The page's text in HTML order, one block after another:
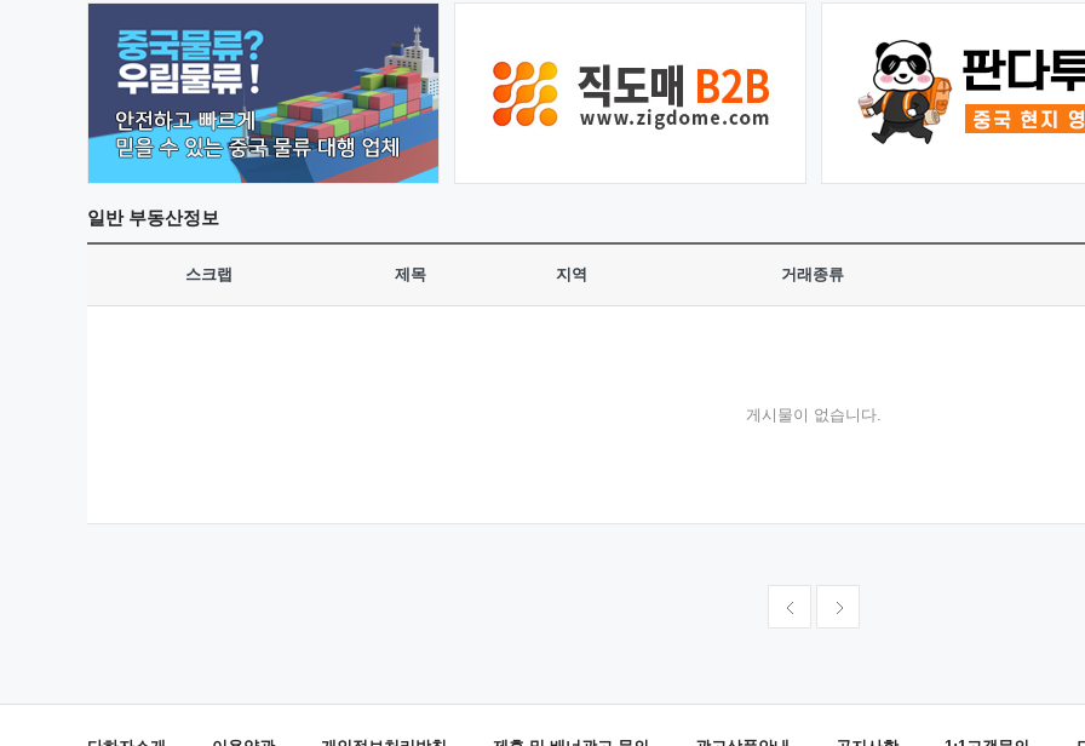
일반부동산정보
스크랩 제목 지역 거래종류
게시물이 없습니다.